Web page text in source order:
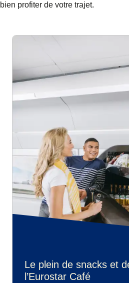
bien profiter de votre trajet.
Le plein de snacks et
l’Eurostar Café